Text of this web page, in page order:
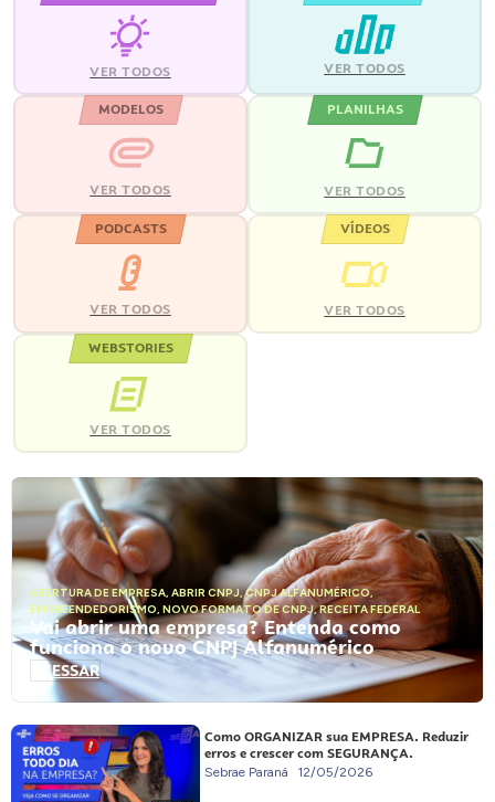
VER TODOS VER TODOS
MODELOS
VER TODOS
PLANILHAS
VER TODOS
PODCASTS
VER TODOS
VÍDEOS
VER TODOS
WEBSTORIES
VER TODOS
ABERTURA DE EMPRESA, ABRIR CNPJ,CNPJ ALFANUMÉRICO,
EMPREENDEDORISMO, NOVO FORMATO DE CNPJ,RECEITA FEDERAL
Vai abrir uma empresa? Entenda como
funciona o novo CNPJ Alfanumérico
ACESSAR
Como ORGANIZAR sua EMPRESA. Reduzir
erros e crescer com SEGURANÇA.
Sebrae Paraná 12/05/2026